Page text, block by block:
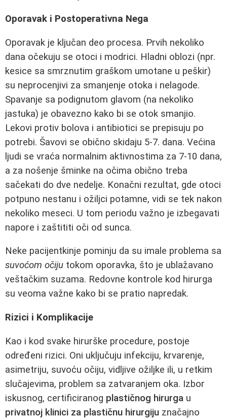
Oporavak i Postoperativna Negа
Oporavak je ključan deo procesa. Prvih nekoliko
dana očekuju se otoci i modrici. Hladni oblozi (npr.
kesice sa smrznutim graškom umotane u peškir)
su neprocenjivi za smanjenje otoka i nelagode.
Spavanje sa podignutom glavom (na nekoliko
jastuka) je obavezno kako bi se otok smanjio.
Lekovi protiv bolova i antibiotici se prepisuju po
potrebi. Šavovi se obično skidaju 5-7. dana. Većina
ljudi se vraća normalnim aktivnostima za 7-10 dana,
a za nošenje šminke na očima obično treba
sačekati do dve nedelje. Konačni rezultat, gde otoci
potpuno nestanu i ožiljci potamne, vidi se tek nakon
nekoliko meseci. U tom periodu važno je izbegavati
napore i zaštititi oči od sunca.
Neke pacijentkinje pominju da su imale problema sa
suvoćom očiju tokom oporavka, što je ublažavano
veštačkim suzama. Redovne kontrole kod hirurga
su veoma važne kako bi se pratio napredak.
Rizici i Komplikacije
Kao i kod svake hirurške procedure, postoje
određeni rizici. Oni uključuju infekciju, krvarenje,
asimetriju, suvoću očiju, vidljive ožiljke ili, u retkim
slučajevima, problem sa zatvaranjem oka. Izbor
iskusnog, certificiranog plastičnog hirurga u
privatnoj klinici za plastičnu hirurgiju značajno